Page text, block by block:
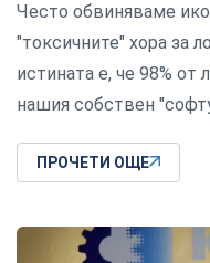
Често обвиняваме
"токсичните" хора за
истината е, че 98% от
нашия собствен
ПРОЧЕТИ ОЩЕ